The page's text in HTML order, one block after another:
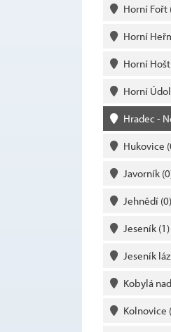
Horní Fořt
Horní
Horní
Horní
Hradec -
Hukovice
Javorník
Jehnědí (0)
Jeseník (1)
Jeseník
Kobylá
Kolnovice